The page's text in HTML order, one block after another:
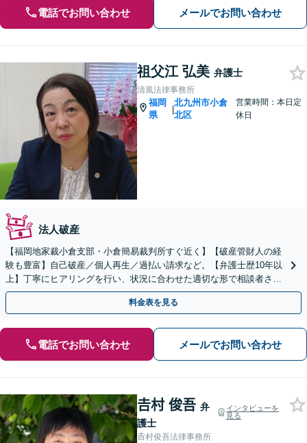
電話でお問い合わせ メールでお問い合わせ
祖父江 弘美 弁護士
清風法律事務所
福岡
県
|
北九州市小倉
北区
営業時間：本日定
休日
法人破産
【福岡地家裁小倉支部・小倉簡易裁判所すぐ近く】【破産管財人の経
験も豊富】自己破産／個人再生／過払い請求など。【弁護士歴10年以
上】丁寧にヒアリングを行い、状況に合わせた適切な形で相談者さま
の生活再建ができるよう尽力します【最短即日対応OK】
料金表を見る
電話でお問い合わせ メールでお問い合わせ
𠮷村 俊吾 弁
護士
インタビューを
見る
𠮷村俊吾法律事務所